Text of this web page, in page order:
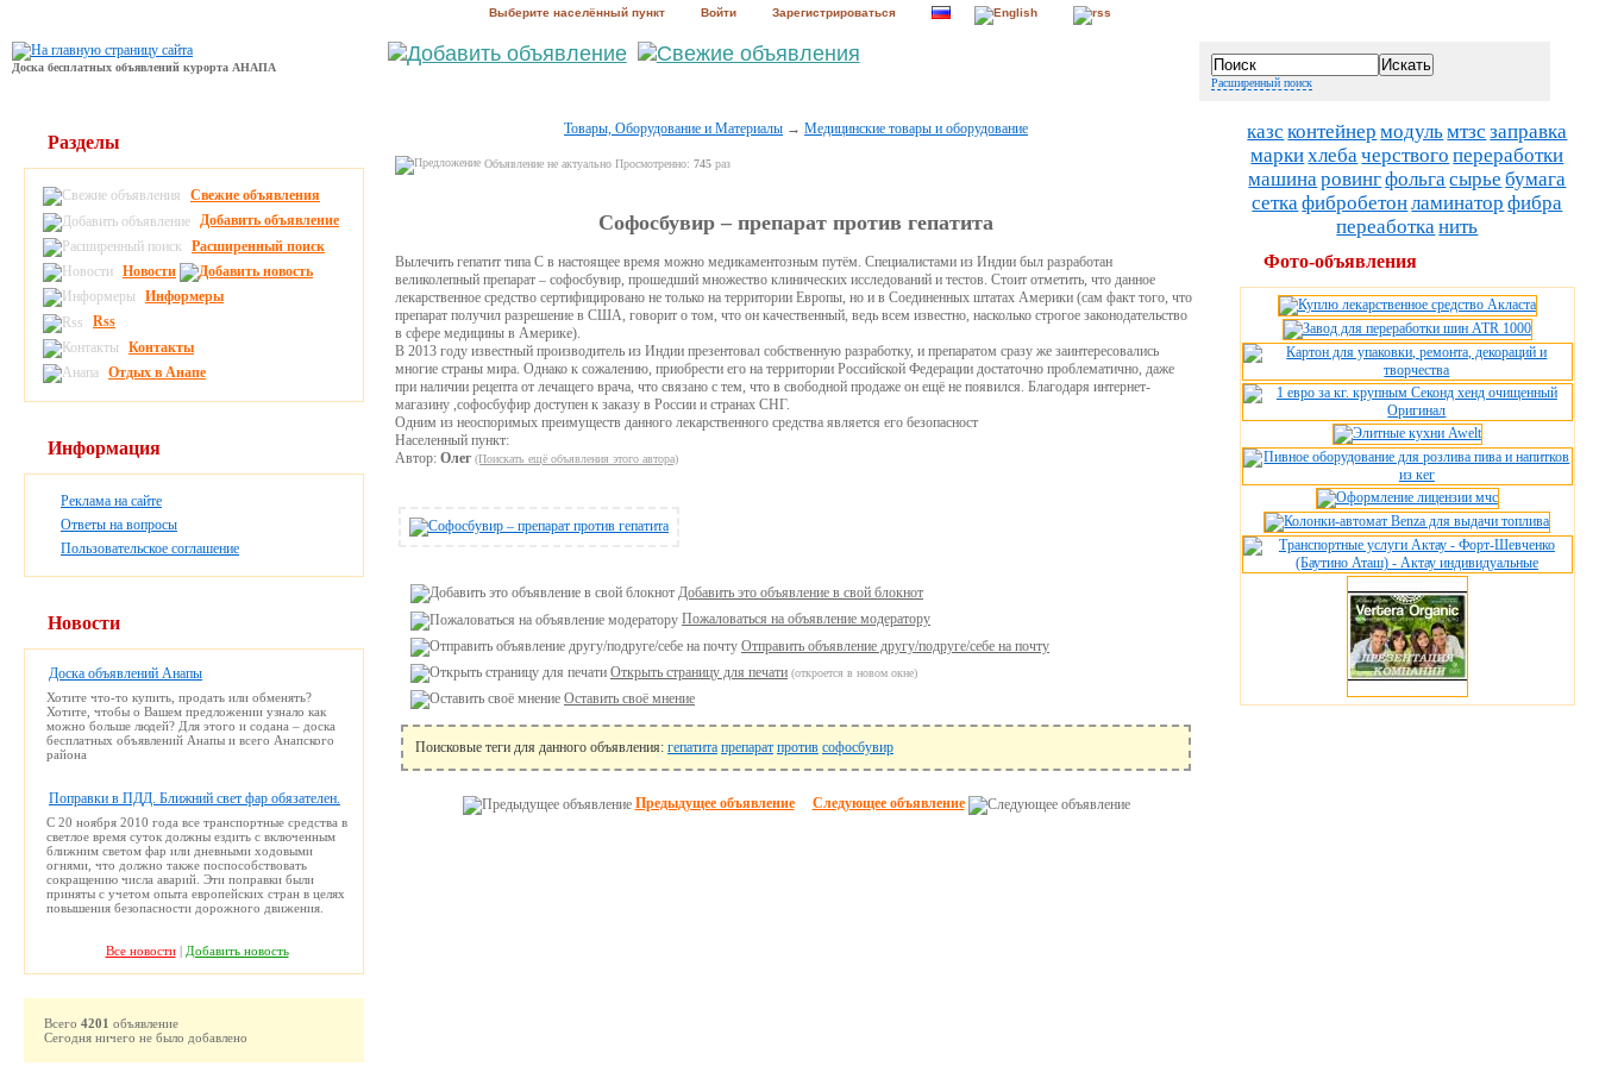
Выберите населённый пункт Войти Зарегистрироваться
Доска бесплатных объявлений курорта АНАПА
Расширенный поиск
Товары, Оборудование и Материалы →Медицинские товары и оборудование
Объявление не актуально Просмотренно: 745раз
Софосбувир – препарат против гепатита
Вылечить гепатит типа С в настоящее время можно медикаментозным путём. Специалистами из Индии был разработан
великолепный препарат – софосбувир, прошедший множество клинических исследований и тестов. Стоит отметить, что данное
лекарственное средство сертифицировано не только на территории Европы, но и в Соединенных штатах Америки (сам факт того, что
препарат получил разрешение в США, говорит о том, что он качественный, ведь всем известно, насколько строгое законодательство
в сфере медицины в Америке).
В 2013 году известный производитель из Индии презентовал собственную разработку, и препаратом сразу же заинтересовались
многие страны мира. Однако к сожалению, приобрести его на территории Российской Федерации достаточно проблематично, даже
при наличии рецепта от лечащего врача, что связано с тем, что в свободной продаже он ещё не появился. Благодаря интернет-
магазину ,софосбуфир доступен к заказу в России и странах СНГ.
Одним из неоспоримых преимуществ данного лекарственного средства является его безопасност
Населенный пункт:
Автор: Олег (Поискать ещё объявления этого автора)
Добавить это объявление в свой блокнот
Пожаловаться на объявление модератору
Отправить объявление другу/подруге/себе на почту
Открыть страницу для печати (откроется в новом окне)
Оставить своё мнение
Поисковые теги для данного объявления: гепатита препарат против софосбувир
Предыдущее объявление Следующее объявление
Разделы
Свежие объявления
Добавить объявление
Расширенный поиск
Новости
Информеры
Rss
Контакты
Отдых в Анапе
Информация
Реклама на сайте
Ответы на вопросы
Пользовательское соглашение
Новости
Доска объявлений Анапы
Хотите что-то купить, продать или обменять?
Хотите, чтобы о Вашем предложении узнало как
можно больше людей? Для этого и содана – доска
бесплатных объявлений Анапы и всего Анапского
района
Поправки в ПДД. Ближний свет фар обязателен.
С 20 ноября 2010 года все транспортные средства в
светлое время суток должны ездить с включенным
ближним светом фар или дневными ходовыми
огнями, что должно также поспособствовать
сокращению числа аварий. Эти поправки были
приняты с учетом опыта европейских стран в целях
повышения безопасности дорожного движения.
Все новости| Добавить новость
Всего 4201 объявление
Сегодня ничего не было добавлено
казс контейнер модульмтзс заправка
маркихлебачерствого переработки
машинаровингфольгасырье бумага
сеткафибробетонламинатор фибра
переаботканить
Фото-объявления